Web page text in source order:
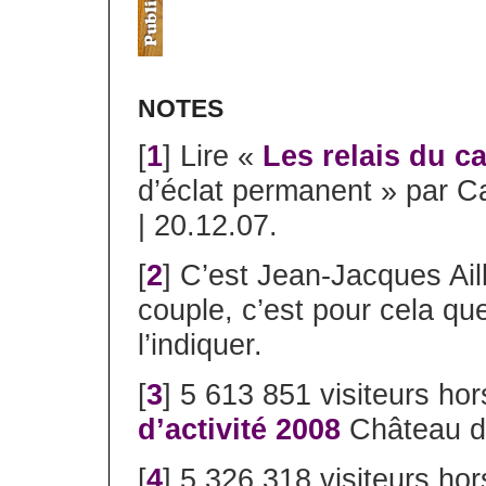
NOTES
[1] Lire « Les relais du
d’éclat permanent » par
| 20.12.07.
[2] C’est Jean-Jacques
couple, c’est pour cela
l’indiquer.
[3] 5 613 851 visiteurs
d’activité 2008 Château
[4] 5 326 318 visiteurs